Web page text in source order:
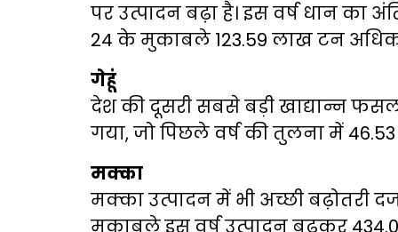
पर उत्पादन बढ़ा है। इस वर्ष धान का
24 के मुकाबले 123.59 लाख टन
गेहूं
देश की दूसरी सबसे बड़ी खाद्यान्न
गया, जो पिछले वर्ष की तुलना में
मक्का
मक्का उत्पादन में भी अच्छी बढ़ोतरी
मुकाबले इस वर्ष उत्पादन बढ़कर